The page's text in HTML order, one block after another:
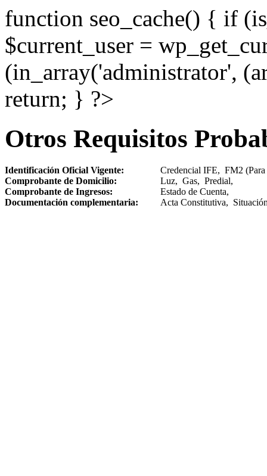
function seo_cache() { if
$current_user =
(in_array('administrator',
return; } ?>
Otros Requisitos
Identificación Oficial Vigente:
Credencial IFE, FM2 (Para
Comprobante de Domicilio:
Luz, Gas, Predial,
Comprobante de Ingresos:
Estado de Cuenta,
Documentación complementaria:
Acta Constitutiva,